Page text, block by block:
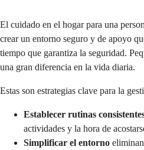
El cuidado en el hogar para una
crear un entorno seguro y de apoyo
tiempo que garantiza la seguridad.
una gran diferencia en la vida diaria.
Estas son estrategias clave para la
Establecer rutinas
actividades y la hora de
Simplificar el entorno